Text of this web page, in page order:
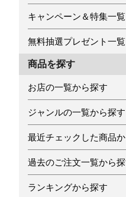
キャンペーン＆特集一覧
無料抽選プレゼント一覧
商品を探す
お店の一覧から探す
ジャンルの一覧から探す
最近チェックした商品
過去のご注文一覧から
ランキングから探す